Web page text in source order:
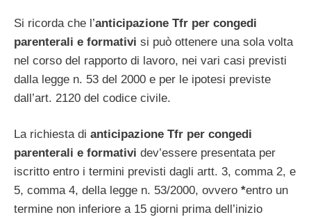
Si ricorda che l’anticipazione Tfr per congedi
parenterali e formativi si può ottenere una sola volta
nel corso del rapporto di lavoro, nei vari casi previsti
dalla legge n. 53 del 2000 e per le ipotesi previste
dall’art. 2120 del codice civile.
La richiesta di anticipazione Tfr per congedi
parenterali e formativi dev’essere presentata per
iscritto entro i termini previsti dagli artt. 3, comma 2, e
5, comma 4, della legge n. 53/2000, ovvero *entro un
termine non inferiore a 15 giorni prima dell’inizio